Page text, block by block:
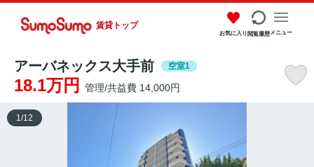
賃貸トップ
お気に入り閲覧履歴メニュー
アーバネックス大手前 空室1
18.1万円 管理/共益費 14,000円
1 /12